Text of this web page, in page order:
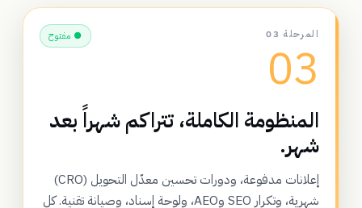
● مفتوح المرحلة 03
03
المنظومة الكاملة، تتراكم شهراً بعد
شهر.
إعلانات مدفوعة، ودورات تحسين معدّل التحويل (CRO)
شهرية، وتكرار SEO وAEO، ولوحة إسناد، وصيانة تقنية. كل